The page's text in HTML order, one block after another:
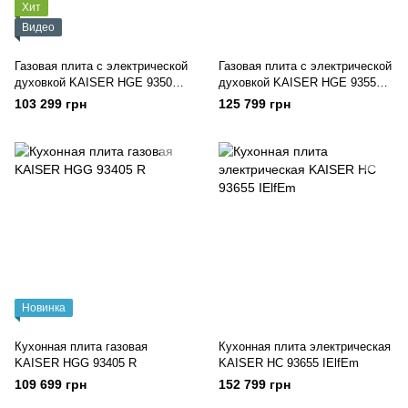
Хит
Видео
Газовая плита с электрической
духовкой KAISER HGE 93505
S
103 299 грн
Газовая плита с электрической
духовкой KAISER HGE 93555
RotEm
125 799 грн
Новинка
Кухонная плита газовая
KAISER HGG 93405 R
109 699 грн
Кухонная плита электрическая
KAISER HC 93655 IElfEm
152 799 грн